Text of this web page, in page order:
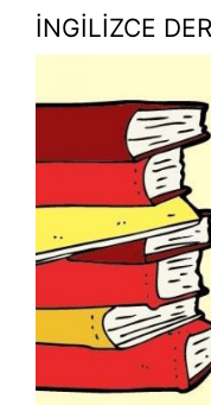
İNGİLİZCE